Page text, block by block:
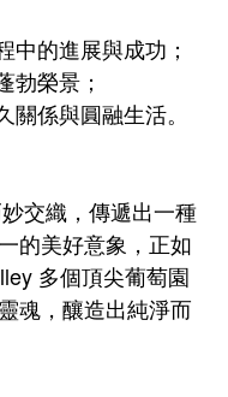
中的進展與成功；
勃榮景；
係與圓融生活。
交織，傳遞出一種
的美好意象，正如
多個頂尖葡萄園
魂，釀造出純淨而